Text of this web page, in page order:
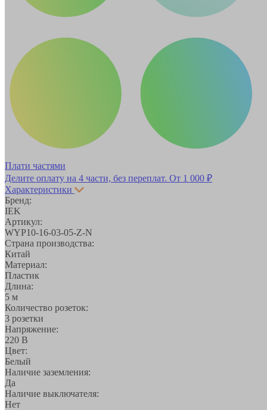
Плати частями
Делите оплату на 4 части, без переплат. От 1 000 ₽
Характеристики
Бренд:
IEK
Артикул:
WYP10-16-03-05-Z-N
Страна производства:
Китай
Материал:
Пластик
Длина:
5 м
Количество розеток:
3 розетки
Напряжение:
220 В
Цвет:
Белый
Наличие заземления:
Да
Наличие выключателя:
Нет